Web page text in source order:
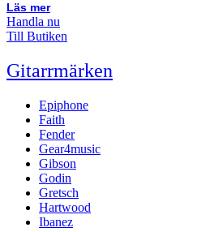
Läs mer
Handla nu
Till Butiken
Gitarrmärken
Epiphone
Faith
Fender
Gear4music
Gibson
Godin
Gretsch
Hartwood
Ibanez